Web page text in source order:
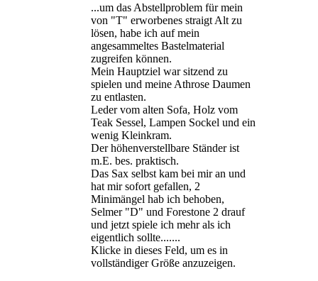
...um das Abstellproblem für mein
von "T" erworbenes straigt Alt zu
lösen, habe ich auf mein
angesammeltes Bastelmaterial
zugreifen können.
Mein Hauptziel war sitzend zu
spielen und meine Athrose Daumen
zu entlasten.
Leder vom alten Sofa, Holz vom
Teak Sessel, Lampen Sockel und ein
wenig Kleinkram.
Der höhenverstellbare Ständer ist
m.E. bes. praktisch.
Das Sax selbst kam bei mir an und
hat mir sofort gefallen, 2
Minimängel hab ich behoben,
Selmer "D" und Forestone 2 drauf
und jetzt spiele ich mehr als ich
eigentlich sollte.......
Klicke in dieses Feld, um es in
vollständiger Größe anzuzeigen.